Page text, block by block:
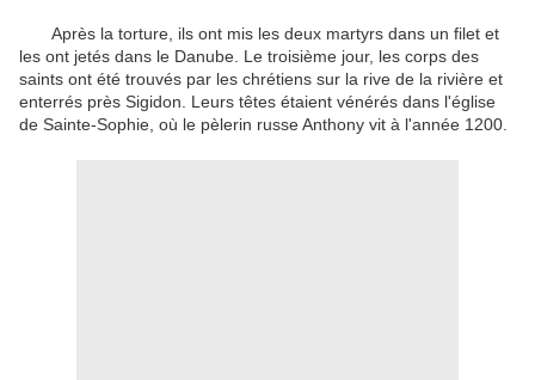
Après la torture , ils ont mis les deux martyrs dans un filet et
les ont jetés dans le Danube. Le troisième jour, les corps des
saints ont été trouvés par les chrétiens sur la rive de la rivière et
enterrés près Sigidon Leurs têtes étaient vénérés dans l'église
de Sainte-Sophie, où le pèlerin russeAnthony vit à l'année 1200.